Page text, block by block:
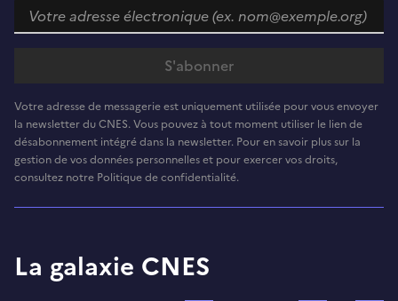
Votre adresse de messagerie est uniquement utilisée pour vous envoyer
la newsletter du CNES. Vous pouvez à tout moment utiliser le lien de
désabonnement intégré dans la newsletter. Pour en savoir plus sur la
gestion de vos données personnelles et pour exercer vos droits,
consultez notre Politique de confidentialité.
La galaxie CNES